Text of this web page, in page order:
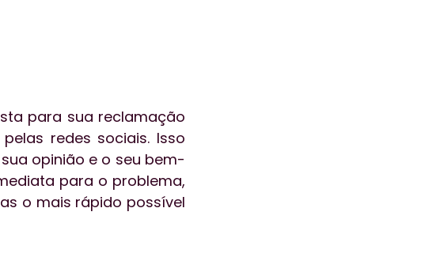
para sua reclamação
redes sociais. Isso
opinião e o seu bem-
para o problema,
o mais rápido possível